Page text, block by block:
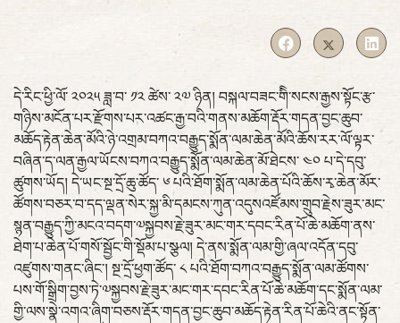
དེ་རིང་ཕྱི་ལོ་ ༢༠༢༥ ཟླ་བ་ ༡༢ ཚེས་ ༢༧ ཉིན། བསྐལ་བཟང་གིི་སངས་རྒྱས་སྟོང་རྩ་
གཉིས་མངོན་པར་རྫོགས་པར་འཚང་རྒྱ་བའི་གནས་མཆོག་རྡོར་གདན་བྱང་ཆུབ་
མཆོད་རྟེན་ཆེན་མོའི་ཉེ་འགྲམ་བཀའ་བརྒྱུད་སྨོན་ལམ་ཆེན་མོའི་ཆོས་རར་ལོ་ལྟར་
བཞིན་ད་ལན་རྒྱལ་ཡོངས་བཀའ་བརྒྱུད་སྨོན་ལམ་ཆེན་མོ་ཐེངས་ ༤༠ པ་དེ་དབུ་
ཚུགས་ཡོད། དེ་ཡང་སྔ་དྲོ་ཆུ་ཚོད་ ༦ པའི་ཐོག་སྨོན་ལམ་ཆེན་པོའི་ཆོས་རྭ་ཆེན་མོར་
ཚོགས་བཅར་བ་དད་ལྡན་སེར་སྐྱ་མི་དམངས་ཀུན་འདུསའཛོམས་གྲུབ་རྗེས་ཟུར་མང་
སྙན་བརྒྱུད་ཀྱི་མངའ་བདག་༧སྐྱབས་རྗེ་ཟུར་མང་གར་དབང་རིན་པོ་ཆེ་མཆོག་ནས་
ཐེག་པ་ཆེན་པོ་གསོ་སྦྱོང་གི་སྡོམ་པ་སྩལ། དེ་ནས་སྨོན་ལམ་གྱི་ཞལ་འདོན་དབུ་
འཛུགས་གནང་ཞིང་། སྔ་དྲོ་ཕྱག་ཚོད་ ༨ པའི་ཐོག་བཀའ་བརྒྱུད་སྨོན་ལམ་ཚོགས་
པས་གོ་སྒྲིག་བྱས་ཏེ་༧སྐྱབས་རྗེ་ཟུར་མང་གར་དབང་རིན་པོ་ཆེ་མཆོག་དང་སྨོན་ལམ་
གྱི་ལས་སྣེ་འགའ་ཞིག་བཅས་རྡོར་གདན་བྱང་ཆུབ་མཆོད་རྟེན་རིན་པོ་ཆེའི་ནང་སྟོན་